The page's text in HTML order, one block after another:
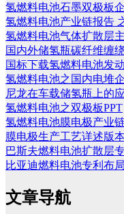
氢燃料电池石墨双极板
氢燃料电池产业链报告
氢燃料电池气体扩散层
国内外储氢瓶碳纤维缠
国标下载氢燃料电池发
氢燃料电池之国内电堆
尼龙在车载储氢瓶上的
氢燃料电池之双极板PPT
氢燃料电池膜电极产业
膜电极生产工艺详述版
巴斯夫燃料电池扩散层
比亚迪燃料电池专利布局
文章导航